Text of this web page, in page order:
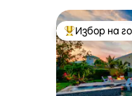
Най-Избор на